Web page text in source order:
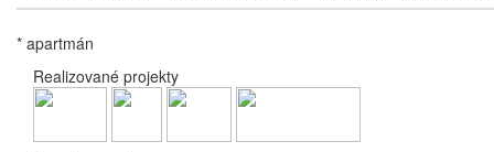
* apartmán
Realizované projekty